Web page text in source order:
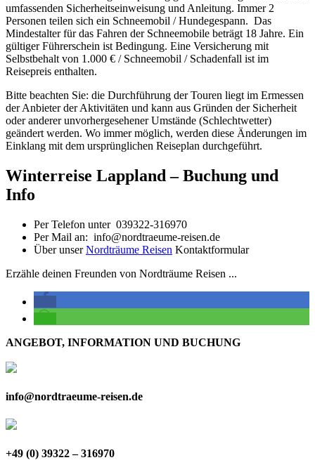
umfassenden Sicherheitseinweisung und Anleitung. Immer 2
Personen teilen sich ein Schneemobil / Hundegespann. Das
Mindestalter für das Fahren der Schneemobile beträgt 18 Jahre. Ein
gültiger Führerschein ist Bedingung. Eine Versicherung mit
Selbstbehalt von 1.000 € / Schneemobil / Schadenfall ist im
Reisepreis enthalten.
Bitte beachten Sie: die Durchführung der Touren liegt im Ermessen
der Anbieter der Aktivitäten und kann aus Gründen der Sicherheit
oder anderer unvorhergesehener Umstände (Schlechtwetter)
geändert werden. Wo immer möglich, werden diese Änderungen im
Einklang mit dem ursprünglichen Reiseplan durchgeführt.
Winterreise Lappland – Buchung und
Info
Per Telefon unter 039322-316970
Per Mail an: info@nordtraeume-reisen.de
Über unserNordträume Reisen Kontaktformular
Erzähle deinen Freunden von Nordträume Reisen ...
ANGEBOT, INFORMATION UND BUCHUNG
info@nordtraeume-reisen.de
+49 (0) 39322 – 316970